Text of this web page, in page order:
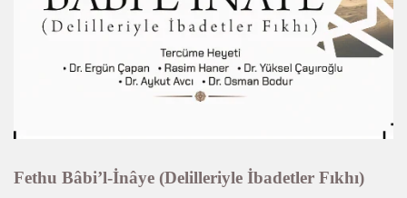
Fethu Bâbi’l-İnâye (Delilleriyle İbadetler Fıkhı)